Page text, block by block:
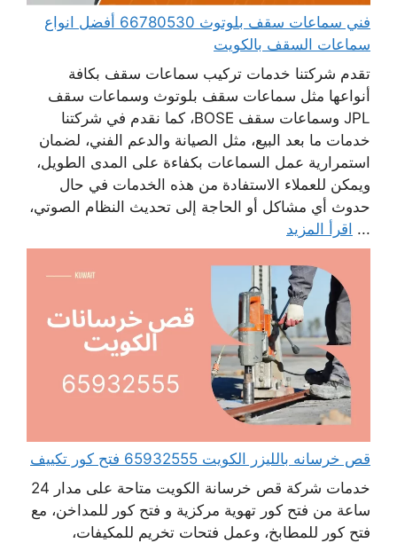
فني سماعات سقف بلوتوث 66780530 أفضل انواع
سماعات السقف بالكويت
تقدم شركتنا خدمات تركيب سماعات سقف بكافة
أنواعها مثل سماعات سقف بلوتوث وسماعات سقف
JPL وسماعات سقف BOSE، كما نقدم في شركتنا
خدمات ما بعد البيع، مثل الصيانة والدعم الفني، لضمان
استمرارية عمل السماعات بكفاءة على المدى الطويل،
ويمكن للعملاء الاستفادة من هذه الخدمات في حال
حدوث أي مشاكل أو الحاجة إلى تحديث النظام الصوتي،
... اقرأ المزيد
قص خرسانه بالليزر الكويت 65932555 فتح كور تكييف
خدمات شركة قص خرسانة الكويت متاحة على مدار 24
ساعة من فتح كور تهوية مركزية و فتح كور للمداخن، مع
فتح كور للمطابخ، وعمل فتحات تخريم للمكيفات،